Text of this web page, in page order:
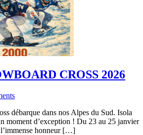
CROSS 2026
débarque dans nos Alpes du Sud. Isola
moment d’exception ! Du 23 au 25 janvier
honneur […]